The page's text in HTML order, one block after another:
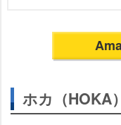
ホカ（HOKA